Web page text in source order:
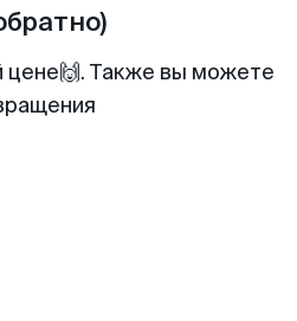
цене🙌. Также вы можете